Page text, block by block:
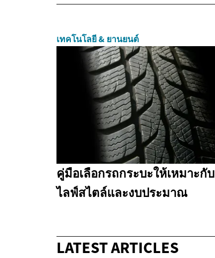
เทคโนโลยี & ยานยนต์
คู่มือเลือกรถกระบะให้เหมาะกับ
ไลฟ์สไตล์และงบประมาณ
LATEST ARTICLES